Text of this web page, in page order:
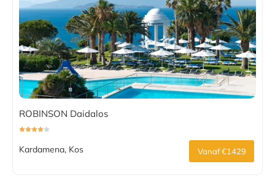
ROBINSON Daidalos
Kardamena, Kos Vanaf €1429